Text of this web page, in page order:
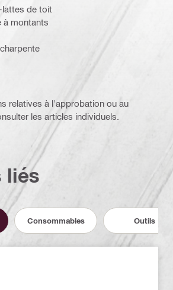
de toit
à montants
relatives à l'approbation ou au
les articles individuels.
liés
Consommables Outils